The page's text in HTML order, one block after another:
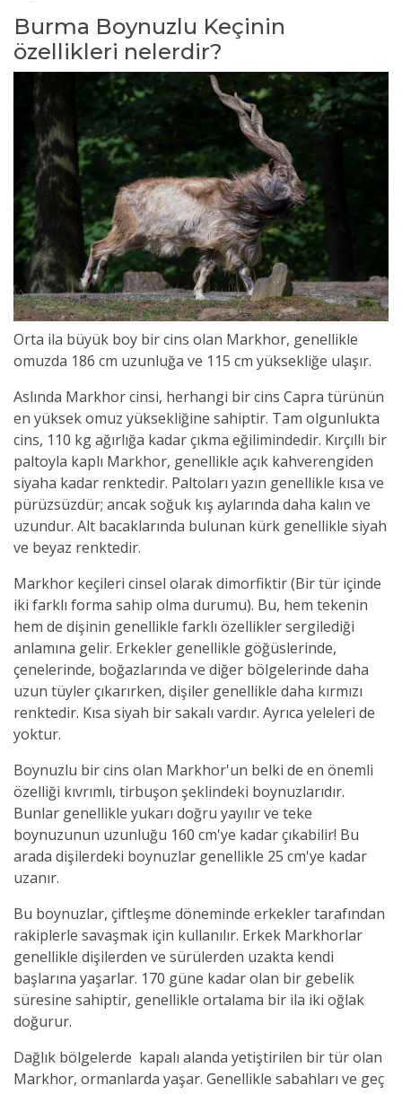
Burma Boynuzlu Keçinin
özellikleri nelerdir?
Orta ila büyük boy bir cins olan Markhor, genellikle
omuzda 186 cm uzunluğa ve 115 cm yüksekliğe ulaşır.
Aslında Markhor cinsi, herhangi bir cins Capra türünün
en yüksek omuz yüksekliğine sahiptir. Tam olgunlukta
cins, 110 kg ağırlığa kadar çıkma eğilimindedir. Kırçıllı bir
paltoyla kaplı Markhor, genellikle açık kahverengiden
siyaha kadar renktedir. Paltoları yazın genellikle kısa ve
pürüzsüzdür; ancak soğuk kış aylarında daha kalın ve
uzundur. Alt bacaklarında bulunan kürk genellikle siyah
ve beyaz renktedir.
Markhor keçileri cinsel olarak dimorfiktir (Bir tür içinde
iki farklı forma sahip olma durumu). Bu, hem tekenin
hem de dişinin genellikle farklı özellikler sergilediği
anlamına gelir. Erkekler genellikle göğüslerinde,
çenelerinde, boğazlarında ve diğer bölgelerinde daha
uzun tüyler çıkarırken, dişiler genellikle daha kırmızı
renktedir. Kısa siyah bir sakalı vardır. Ayrıca yeleleri de
yoktur.
Boynuzlu bir cins olan Markhor'un belki de en önemli
özelliği kıvrımlı, tirbuşon şeklindeki boynuzlarıdır.
Bunlar genellikle yukarı doğru yayılır ve teke
boynuzunun uzunluğu 160 cm'ye kadar çıkabilir! Bu
arada dişilerdeki boynuzlar genellikle 25 cm'ye kadar
uzanır.
Bu boynuzlar, çiftleşme döneminde erkekler tarafından
rakiplerle savaşmak için kullanılır. Erkek Markhorlar
genellikle dişilerden ve sürülerden uzakta kendi
başlarına yaşarlar. 170 güne kadar olan bir gebelik
süresine sahiptir, genellikle ortalama bir ila iki oğlak
doğurur.
Dağlık bölgelerde kapalı alanda yetiştirilen bir tür olan
Markhor, ormanlarda yaşar. Genellikle sabahları ve geç